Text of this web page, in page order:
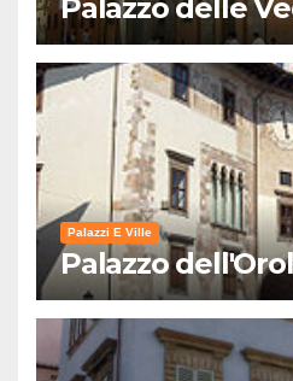
Palazzo delle
Palazzi E Ville
Palazzo